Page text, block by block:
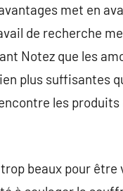
met en
de recherche
Notez que les
plus suffisantes
les
beaux pour